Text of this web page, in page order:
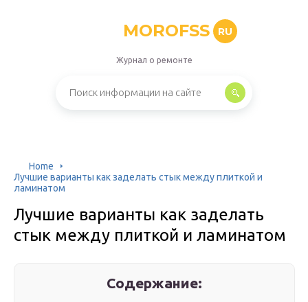
MOROFSS RU
Журнал о ремонте
Home
Лучшие варианты как заделать стык между плиткой и
ламинатом
Лучшие варианты как заделать
стык между плиткой и ламинатом
Содержание: